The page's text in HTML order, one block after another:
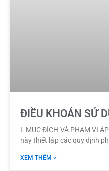
ĐIỀU KHOẢN SỬ
I. MỤC ĐÍCH VÀ PHẠM VI
này thiết lập các quy định
XEM THÊM »